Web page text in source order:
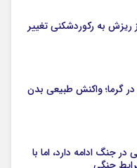
ریزش به رکوردشکنی تغییر
گرما؛ واکنش طبیعی بدن
جنگ ادامه دارد، اما با